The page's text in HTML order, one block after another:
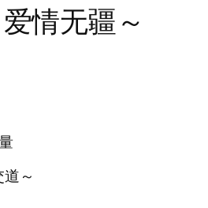
情无疆～
～